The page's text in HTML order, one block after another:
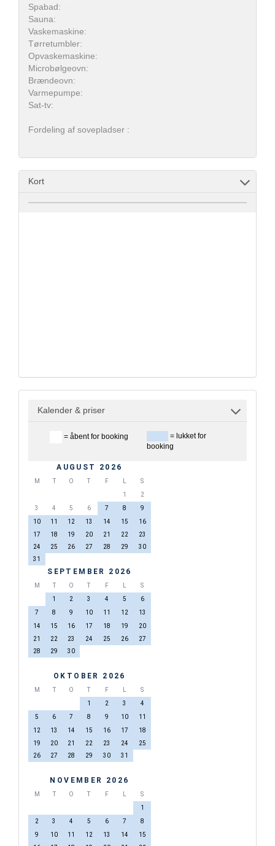
Spabad:
Sauna:
Vaskemaskine:
Tørretumbler:
Opvaskemaskine:
Microbølgeovn:
Brændeovn:
Varmepumpe:
Sat-tv:
Fordeling af sovepladser :
Kort
Kalender & priser
= åbent for booking
= lukket for
booking
AUGUST 2026
M T O T F L
S
1
2
3
4 5 6 7 8
9
10
11 12 13 14 15
16
17
18 19 20 21 22
23
24
25 26 27 28 29
30
31
SEPTEMBER 2026
M T O T F L
S
1
2 3 4 5
6
7
8 9 10 11 12
13
14
15 16 17 18 19
20
21
22 23 24 25 26
27
28
29 30
OKTOBER 2026
M T O T F L
S
1
2 3
4
5
6 7 8 9 10
11
12
13 14 15 16 17
18
19
20 21 22 23 24
25
26
27 28 29 30 31
NOVEMBER 2026
M T O T F L
S
1
2
3 4 5 6 7
8
9
10 11 12 13 14
15